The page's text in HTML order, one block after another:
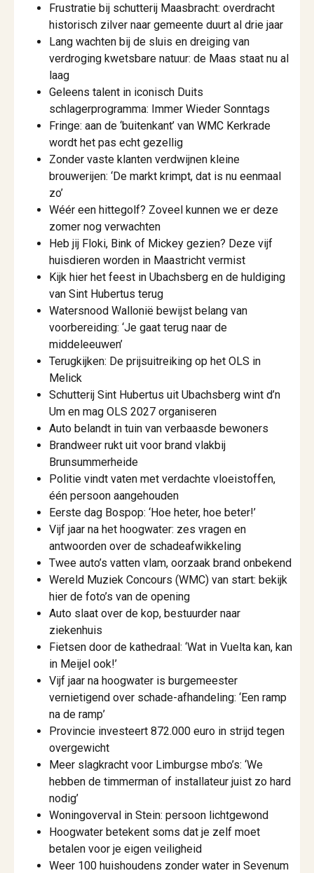
Frustratie bij schutterij Maasbracht: overdracht
historisch zilver naar gemeente duurt al drie jaar
Lang wachten bij de sluis en dreiging van
verdroging kwetsbare natuur: de Maas staat nu al
laag
Geleens talent in iconisch Duits
schlagerprogramma: Immer Wieder Sonntags
Fringe: aan de ‘buitenkant’ van WMC Kerkrade
wordt het pas echt gezellig
Zonder vaste klanten verdwijnen kleine
brouwerijen: ‘De markt krimpt, dat is nu eenmaal
zo’
Wéér een hittegolf? Zoveel kunnen we er deze
zomer nog verwachten
Heb jij Floki, Bink of Mickey gezien? Deze vijf
huisdieren worden in Maastricht vermist
Kijk hier het feest in Ubachsberg en de huldiging
van Sint Hubertus terug
Watersnood Wallonië bewijst belang van
voorbereiding: ‘Je gaat terug naar de
middeleeuwen’
Terugkijken: De prijsuitreiking op het OLS in
Melick
Schutterij Sint Hubertus uit Ubachsberg wint d’n
Um en mag OLS 2027 organiseren
Auto belandt in tuin van verbaasde bewoners
Brandweer rukt uit voor brand vlakbij
Brunsummerheide
Politie vindt vaten met verdachte vloeistoffen,
één persoon aangehouden
Eerste dag Bospop: ‘Hoe heter, hoe beter!’
Vijf jaar na het hoogwater: zes vragen en
antwoorden over de schadeafwikkeling
Twee auto’s vatten vlam, oorzaak brand onbekend
Wereld Muziek Concours (WMC) van start: bekijk
hier de foto’s van de opening
Auto slaat over de kop, bestuurder naar
ziekenhuis
Fietsen door de kathedraal: ‘Wat in Vuelta kan, kan
in Meijel ook!’
Vijf jaar na hoogwater is burgemeester
vernietigend over schade-afhandeling: ‘Een ramp
na de ramp’
Provincie investeert 872.000 euro in strijd tegen
overgewicht
Meer slagkracht voor Limburgse mbo’s: ‘We
hebben de timmerman of installateur juist zo hard
nodig’
Woningoverval in Stein: persoon lichtgewond
Hoogwater betekent soms dat je zelf moet
betalen voor je eigen veiligheid
Weer 100 huishoudens zonder water in Sevenum